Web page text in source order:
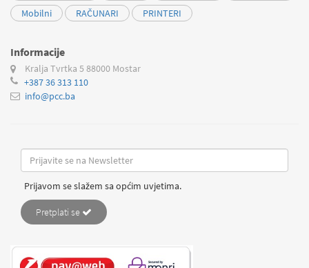
Mobilni
RAČUNARI PRINTERI
Informacije
Kralja Tvrtka 5 88000 Mostar
+387 36 313 110
info@pcc.ba
Prijavom se slažem sa općim uvjetima.
Pretplati se